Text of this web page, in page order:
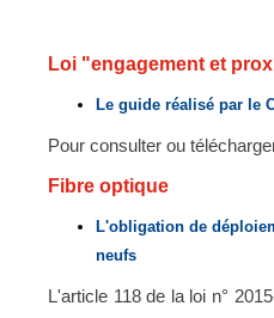
Loi "engagement et
Le guide réalisé par le
Pour consulter ou
Fibre optique
L'obligation de
neufs
L'article 118 de la loi n°